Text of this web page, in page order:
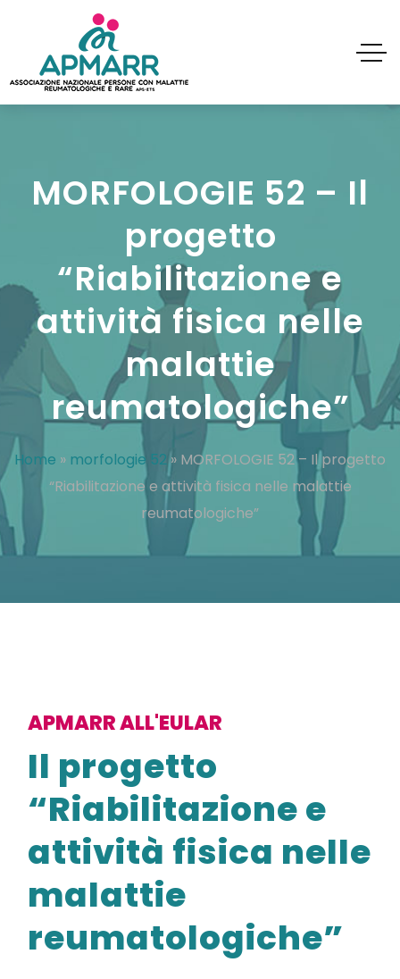
MORFOLOGIE 52 – Il
progetto
“Riabilitazione e
attività fisica nelle
malattie
reumatologiche”
Home » morfologie 52» MORFOLOGIE 52 – Il progetto
“Riabilitazione e attività fisica nelle malattie
reumatologiche”
APMARR ALL'EULAR
Il progetto
“Riabilitazione e
attività fisica nelle
malattie
reumatologiche”